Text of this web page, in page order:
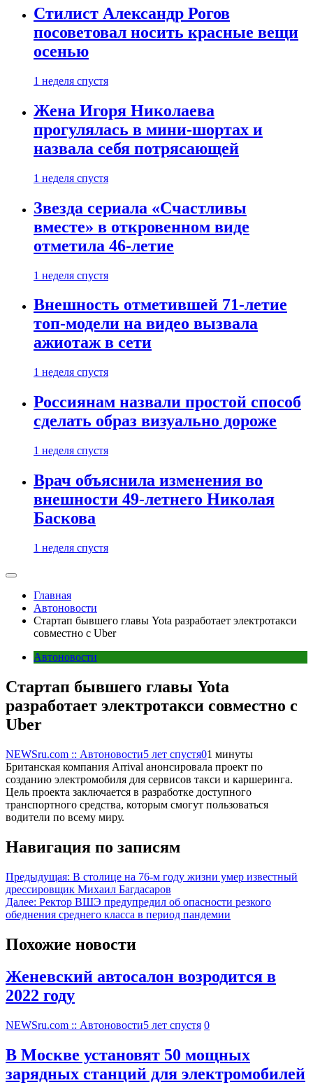
Стилист Александр Рогов
посоветовал носить красные вещи
осенью
1 неделя спустя
Жена Игоря Николаева
прогулялась в мини-шортах и
назвала себя потрясающей
1 неделя спустя
Звезда сериала «Счастливы
вместе» в откровенном виде
отметила 46-летие
1 неделя спустя
Внешность отметившей 71-летие
топ-модели на видео вызвала
ажиотаж в сети
1 неделя спустя
Россиянам назвали простой способ
сделать образ визуально дороже
1 неделя спустя
Врач объяснила изменения во
внешности 49-летнего Николая
Баскова
1 неделя спустя
Главная
Автоновости
Стартап бывшего главы Yota разработает электротакси
совместно с Uber
Автоновости
Стартап бывшего главы Yota
разработает электротакси совместно с
Uber
NEWSru.com :: Автоновости5 лет спустя01 минуты
Британская компания Arrival анонсировала проект по
созданию электромобиля для сервисов такси и каршеринга.
Цель проекта заключается в разработке доступного
транспортного средства, которым смогут пользоваться
водители по всему миру.
Навигация по записям
Предыдущая: В столице на 76-м году жизни умер известный
дрессировщик Михаил Багдасаров
Далее: Ректор ВШЭ предупредил об опасности резкого
обеднения среднего класса в период пандемии
Похожие новости
Женевский автосалон возродится в
2022 году
NEWSru.com :: Автоновости5 лет спустя 0
В Москве установят 50 мощных
зарядных станций для электромобилей